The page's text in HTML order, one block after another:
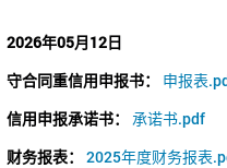
2026年05月12日
守合同重信用申报书：
申报表
信用申报承诺书：
承诺书.pdf
财务报表：
2025年度财务报表